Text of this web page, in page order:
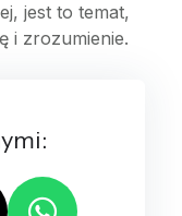
jest to temat,
i zrozumienie.